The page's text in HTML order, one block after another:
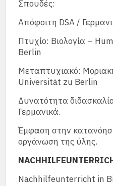
Σπουδές:
Απόφοιτη DSA /
Πτυχίο: Βιολογία –
Berlin
Μεταπτυχιακό:
Universität zu Berlin
Δυνατότητα
Γερμανικά.
Έμφαση στην
οργάνωση της ύλης.
Nachhilfeunterricht in